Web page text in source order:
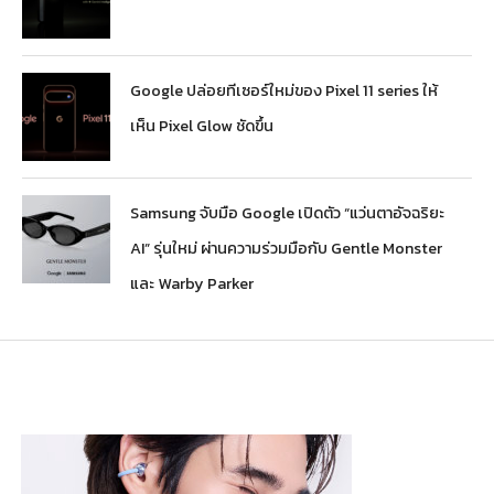
Google ปล่อยทีเซอร์ใหม่ของ Pixel 11 series ให้
เห็น Pixel Glow ชัดขึ้น
Samsung จับมือ Google เปิดตัว “แว่นตาอัจฉริยะ
AI” รุ่นใหม่ ผ่านความร่วมมือกับ Gentle Monster
และ Warby Parker